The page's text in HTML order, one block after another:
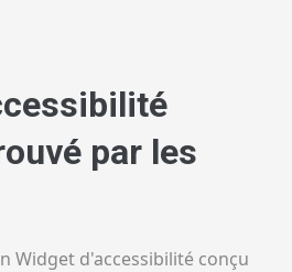
par les
Widget d'accessibilité conçu